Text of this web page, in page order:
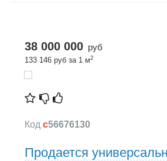
38 000 000 руб
133 146 руб за 1 м2
Код c56676130
Продается